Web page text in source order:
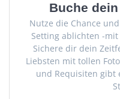
Buche
Nutze die Chance
Setting ablichten -
Sichere dir dein
Liebsten mit tollen
und Requisiten gibt